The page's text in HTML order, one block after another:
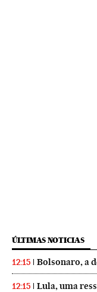
ÚLTIMAS NOTICIAS
12:15 Bolsonaro, a
12:15 Lula, uma